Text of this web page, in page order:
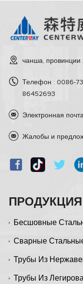
чанша, провинции
Телефон : 0086-
86452693
Электронная
Жалобы и
ПРОДУКЦИЯ
Бесшовные
Сварные
Трубы Из
Трубы Из